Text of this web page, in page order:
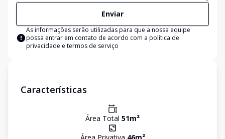
Enviar
As informações serão utilizadas para que a nossa equipe
possa entrar em contato de acordo com a política de
privacidade e termos de serviço
Características
Área Total 51m²